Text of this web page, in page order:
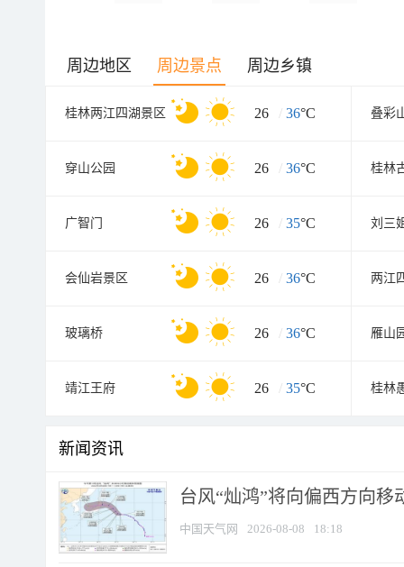
周边地区 周边景点 周边乡镇
桂林两江四湖景区 26 / 36°C 叠彩
穿山公园 26 / 36°C 桂林
广智门 26 / 35°C 刘三
会仙岩景区 26 / 36°C
玻璃桥 26 / 36°C 雁山
靖江王府 26 / 35°C 桂林
新闻资讯
台风“灿鸿”将向偏西方向移
中国天气网 2026-08-08 18:18